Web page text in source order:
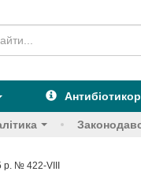
р. № 422-VIII